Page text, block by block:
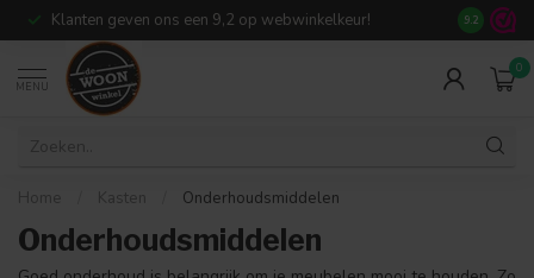
Klanten geven ons een 9,2 op webwinkelkeur! Meer dan
9.2
MENU
0
Home Kasten Onderhoudsmiddelen
Onderhoudsmiddelen